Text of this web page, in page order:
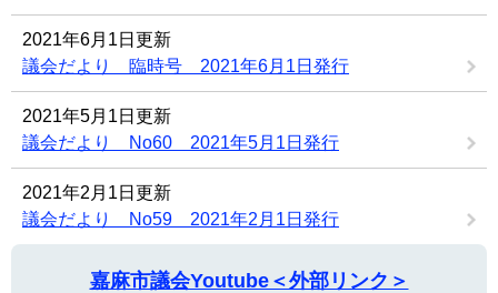
2021年6月1日更新
議会だより 臨時号 2021年6月1日発行
2021年5月1日更新
議会だより No60 2021年5月1日発行
2021年2月1日更新
議会だより No59 2021年2月1日発行
嘉麻市議会Youtube＜外部リンク＞